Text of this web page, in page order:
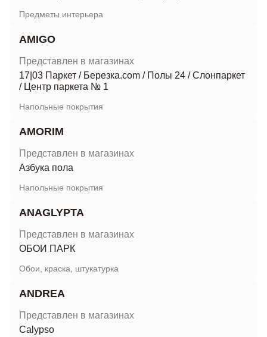
Предметы интерьера
AMIGO
Представлен в магазинах
17|03 Паркет / Березка.com / Полы 24 /Слонпаркет
/ Центр паркета № 1
Напольные покрытия
AMORIM
Представлен в магазинах
Азбука пола
Напольные покрытия
ANAGLYPTA
Представлен в магазинах
ОБОИ ПАРК
Обои, краска, штукатурка
ANDREA
Представлен в магазинах
Calypso